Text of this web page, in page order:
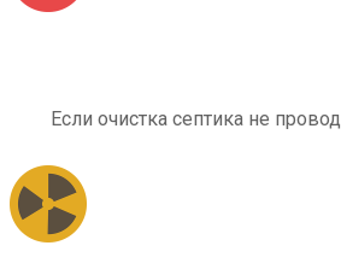
Если очистка септика не